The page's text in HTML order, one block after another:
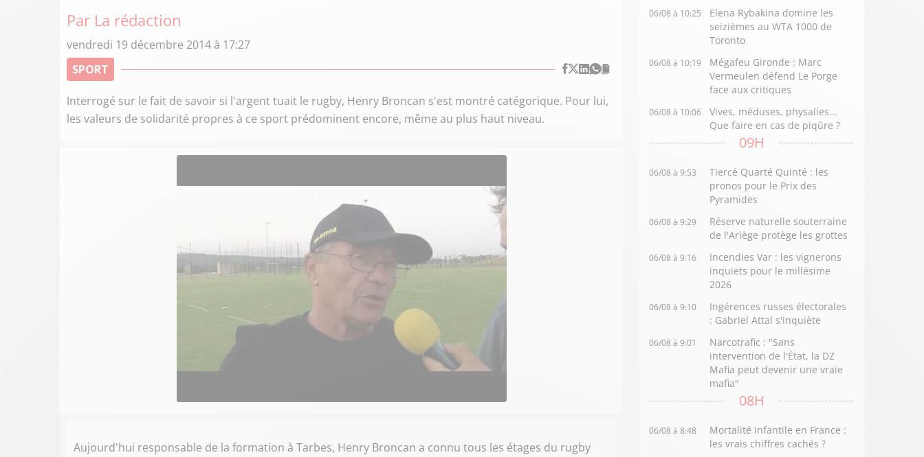
Par La rédaction
vendredi 19 décembre 2014 à 17:27
SPORT
Interrogé sur le fait de savoir si l'argent tuait le rugby, Henry Broncan s'est montré catégorique. Pour lui,
les valeurs de solidarité propres à ce sport prédominent encore, même au plus haut niveau.
Aujourd'hui responsable de la formation à Tarbes, Henry Broncan a connu tous les étages du rugby
06/08 à 10:25
Elena Rybakina domine les
seizièmes au WTA 1000 de
Toronto
06/08 à 10:19
Mégafeu Gironde : Marc
Vermeulen défend Le Porge
face aux critiques
06/08 à 10:06
Vives, méduses, physalies...
Que faire en cas de piqûre ?
09H
06/08 à 9:53
Tiercé Quarté Quinté : les
pronos pour le Prix des
Pyramides
06/08 à 9:29
Réserve naturelle souterraine
de l'Ariège protège les grottes
06/08 à 9:16
Incendies Var : les vignerons
inquiets pour le millésime
2026
06/08 à 9:10
Ingérences russes électorales
: Gabriel Attal s'inquiète
06/08 à 9:01
Narcotrafic : "Sans
intervention de l'État, la DZ
Mafia peut devenir une vraie
mafia"
08H
06/08 à 8:48
Mortalité infantile en France :
les vrais chiffres cachés ?